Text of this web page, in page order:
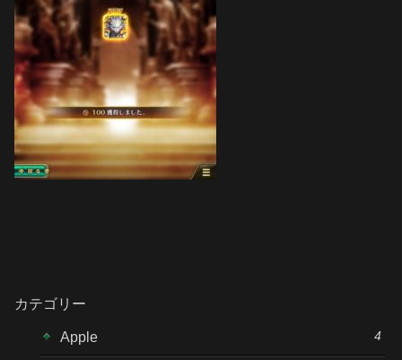
カテゴリー
Apple 4